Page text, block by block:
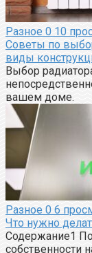
Разное 0 10
Советы по
виды
Выбор
вашем доме.
Разное 0 6
Что нужно
Содержание1
собственности